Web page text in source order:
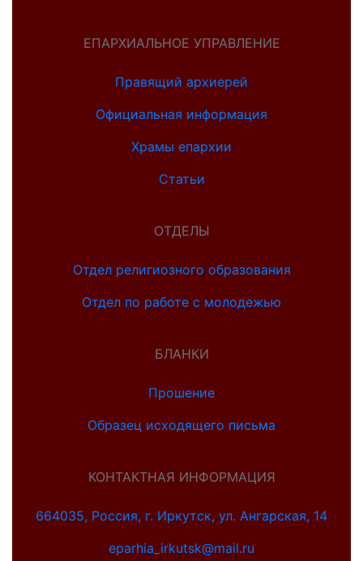
ЕПАРХИАЛЬНОЕ УПРАВЛЕНИЕ
Правящий архиерей
Официальная информация
Храмы епархии
Статьи
ОТДЕЛЫ
Отдел религиозного образования
Отдел по работе с молодежью
БЛАНКИ
Прошение
Образец исходящего письма
КОНТАКТНАЯ ИНФОРМАЦИЯ
664035, Россия, г. Иркутск, ул. Ангарская, 14
eparhia_irkutsk@mail.ru